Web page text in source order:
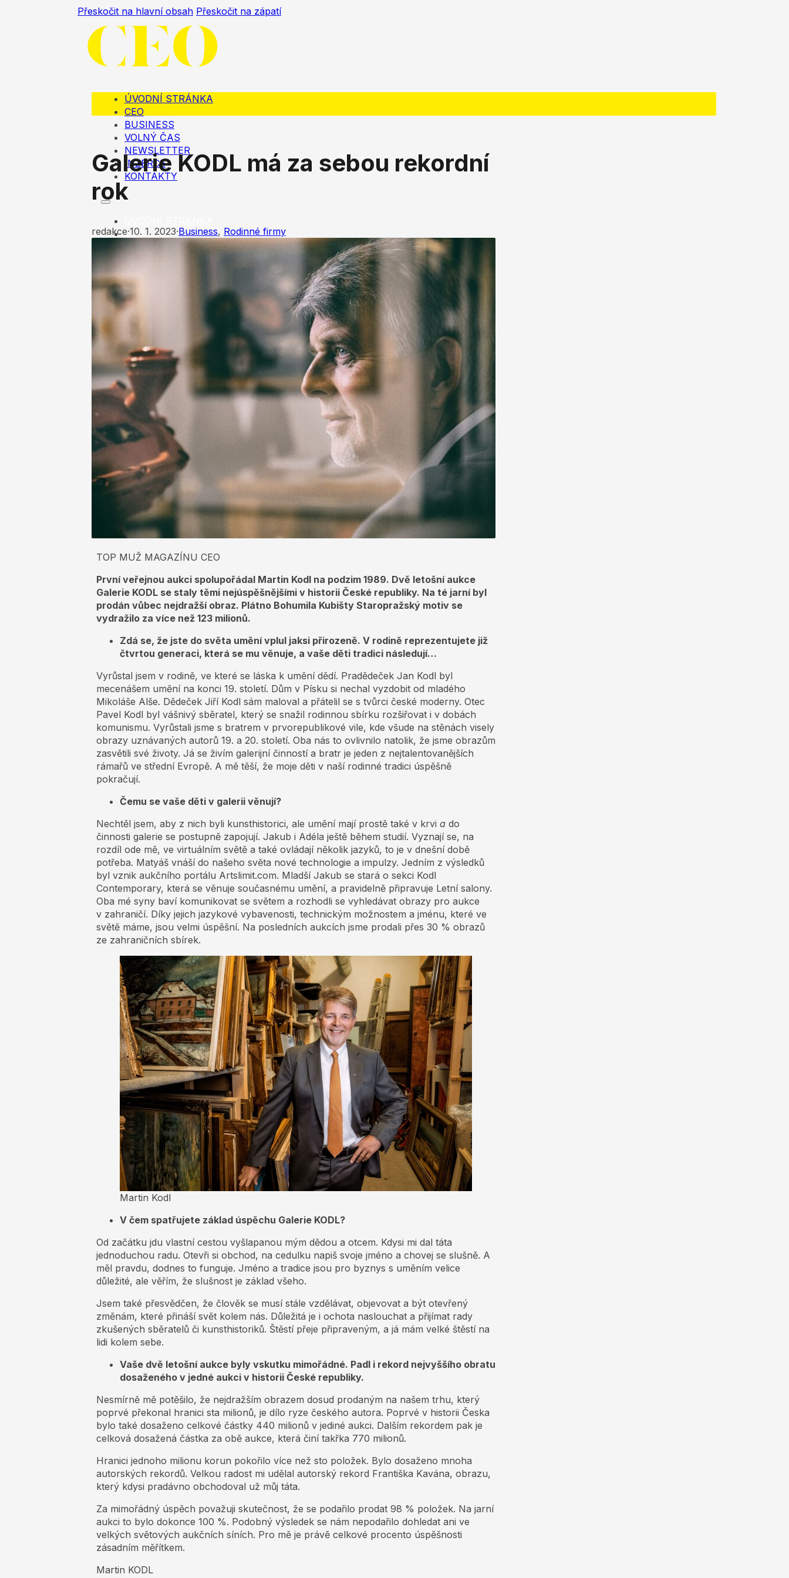
Přeskočit na hlavní obsah Přeskočit na zápatí
ÚVODNÍ STRÁNKA
CEO
BUSINESS
VOLNÝ ČAS
NEWSLETTER
INZERCE
KONTAKTY
CEO
BUSINESS
VOLNÝ ČAS
INZERCE
KONTAKTY
Galerie KODL má za sebou rekordní
rok
redakce·10. 1. 2023·Business, Rodinné firmy
TOP MUŽ MAGAZÍNU CEO
První veřejnou aukci spolupořádal Martin Kodl na podzim 1989. Dvě letošní aukce
Galerie KODL se staly těmi nejúspěšnějšími v historii České republiky. Na té jarní byl
prodán vůbec nejdražší obraz. Plátno Bohumila Kubišty Staropražský motiv se
vydražilo za více než 123 milionů.
Zdá se, že jste do světa umění vplul jaksi přirozeně. V rodině reprezentujete již
čtvrtou generaci, která se mu věnuje, a vaše děti tradici následují…
Vyrůstal jsem v rodině, ve které se láska k umění dědí. Pradědeček Jan Kodl byl
mecenášem umění na konci 19. století. Dům v Písku si nechal vyzdobit od mladého
Mikoláše Alše. Dědeček Jiří Kodl sám maloval a přátelil se s tvůrci české moderny. Otec
Pavel Kodl byl vášnivý sběratel, který se snažil rodinnou sbírku rozšiřovat i v dobách
komunismu. Vyrůstali jsme s bratrem v prvorepublikové vile, kde všude na stěnách visely
obrazy uznávaných autorů 19. a 20. století. Oba nás to ovlivnilo natolik, že jsme obrazům
zasvětili své životy. Já se živím galerijní činností a bratr je jeden z nejtalentovanějších
rámařů ve střední Evropě. A mě těší, že moje děti v naší rodinné tradici úspěšně
pokračují.
Čemu se vaše děti v galerii věnují?
Nechtěl jsem, aby z nich byli kunsthistorici, ale umění mají prostě také v krvi a do
činnosti galerie se postupně zapojují. Jakub i Adéla ještě během studií. Vyznají se, na
rozdíl ode mě, ve virtuálním světě a také ovládají několik jazyků, to je v dnešní době
potřeba. Matyáš vnáší do našeho světa nové technologie a impulzy. Jedním z výsledků
byl vznik aukčního portálu Artslimit.com. Mladší Jakub se stará o sekci Kodl
Contemporary, která se věnuje současnému umění, a pravidelně připravuje Letní salony.
Oba mé syny baví komunikovat se světem a rozhodli se vyhledávat obrazy pro aukce
v zahraničí. Díky jejich jazykové vybavenosti, technickým možnostem a jménu, které ve
světě máme, jsou velmi úspěšní. Na posledních aukcích jsme prodali přes 30 % obrazů
ze zahraničních sbírek.
Martin Kodl
V čem spatřujete základ úspěchu Galerie KODL?
Od začátku jdu vlastní cestou vyšlapanou mým dědou a otcem. Kdysi mi dal táta
jednoduchou radu. Otevři si obchod, na cedulku napiš svoje jméno a chovej se slušně. A
měl pravdu, dodnes to funguje. Jméno a tradice jsou pro byznys s uměním velice
důležité, ale věřím, že slušnost je základ všeho.
Jsem také přesvědčen, že člověk se musí stále vzdělávat, objevovat a být otevřený
změnám, které přináší svět kolem nás. Důležitá je i ochota naslouchat a přijímat rady
zkušených sběratelů či kunsthistoriků. Štěstí přeje připraveným, a já mám velké štěstí na
lidi kolem sebe.
Vaše dvě letošní aukce byly vskutku mimořádné. Padl i rekord nejvyššího obratu
dosaženého v jedné aukci v historii České republiky.
Nesmírně mě potěšilo, že nejdražším obrazem dosud prodaným na našem trhu, který
poprvé překonal hranici sta milionů, je dílo ryze českého autora. Poprvé v historii Česka
bylo také dosaženo celkové částky 440 milionů v jediné aukci. Dalším rekordem pak je
celková dosažená částka za obě aukce, která činí takřka 770 milionů.
Hranici jednoho milionu korun pokořilo více než sto položek. Bylo dosaženo mnoha
autorských rekordů. Velkou radost mi udělal autorský rekord Františka Kavána, obrazu,
který kdysi pradávno obchodoval už můj táta.
Za mimořádný úspěch považuji skutečnost, že se podařilo prodat 98 % položek. Na jarní
aukci to bylo dokonce 100 %. Podobný výsledek se nám nepodařilo dohledat ani ve
velkých světových aukčních síních. Pro mě je právě celkové procento úspěšnosti
zásadním měřítkem.
Martin KODL